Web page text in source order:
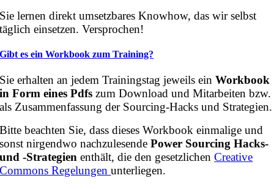
Sie lernen direkt umsetzbares Knowhow, das wir selbst
täglich einsetzen. Versprochen!
Gibt es ein Workbook zum Training?
Sie erhalten an jedem Trainingstag jeweils einWorkbook
in Form eines Pdfs zum Download und Mitarbeiten bzw.
als Zusammenfassung der Sourcing-Hacks und Strategien.
Bitte beachten Sie, dass dieses Workbook einmalige und
sonst nirgendwo nachzulesendePower Sourcing Hacks-
und -Strategien enthält, die den gesetzlichenCreative
Commons Regelungenunterliegen.